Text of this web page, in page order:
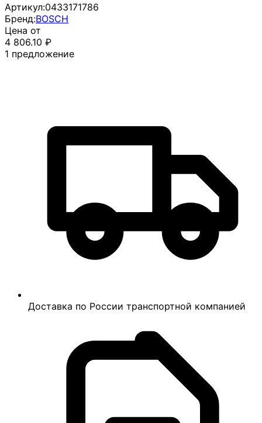
Артикул:0433171786
Бренд:BOSCH
Цена от
4 806.10 ₽
1 предложение
Доставка по России транспортной компанией